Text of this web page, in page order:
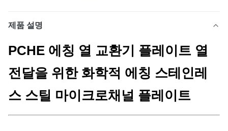
제품 설명
PCHE 에칭 열 교환기 플레이트 열
전달을 위한 화학적 에칭 스테인레
스 스틸 마이크로채널 플레이트